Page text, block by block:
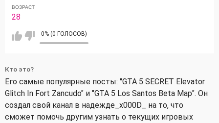
ВОЗРАСТ
28
0% (0 ГОЛОСОВ)
Кто это?
Его самые популярные посты: "GTA 5 SECRET Elevator
Glitch In Fort Zancudo" и "GTA 5 Los Santos Beta Map". Он
создал свой канал в надежде_x000D_ на то, что
сможет помочь другим узнать о текущих игровых